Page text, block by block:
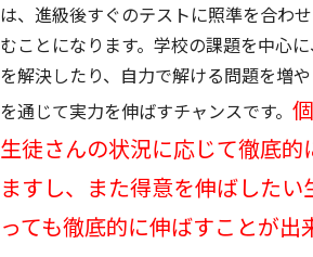
は、進級後すぐのテストに照準を合わ
むことになります。学校の課題を中心
を解決したり、自力で解ける問題を増
を通じて実力を伸ばすチャンスです。
生徒さんの状況に応じて徹底的
ますし、また得意を伸ばしたい
っても徹底的に伸ばすことが出